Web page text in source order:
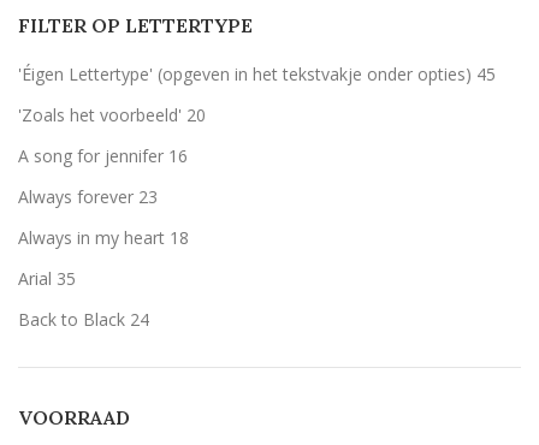
WitWit
Olijfgroen (zoals het voorbeeld)
5
zwartzwart 7
FILTER OP LETTERTYPE
'Éigen Lettertype' (opgeven in het tekstvakje onder opties) 45
'Zoals het voorbeeld' 20
A song for jennifer 16
Always forever 23
Always in my heart 18
Arial 35
Back to Black 24
VOORRAAD